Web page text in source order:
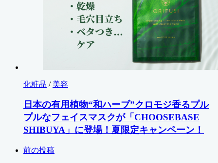
化粧品 / 美容
日本の有用植物“和ハーブ”クロモジ香るプル
プルなフェイスマスクが「CHOOSEBASE
SHIBUYA」に登場！夏限定キャンペーン！
前の投稿